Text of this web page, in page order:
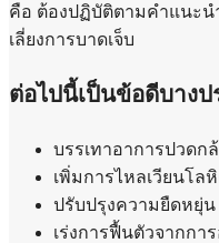
คือ ต้องปฏิบัติตามคำแนะน
เลี่ยงการบาดเจ็บ
ต่อไปนี้เป็นข้อดีบาง
บรรเทาอาการปวดก
เพิ่มการไหลเวียนโล
ปรับปรุงความยืดหยุ่น
เร่งการฟื้นตัวจากกา